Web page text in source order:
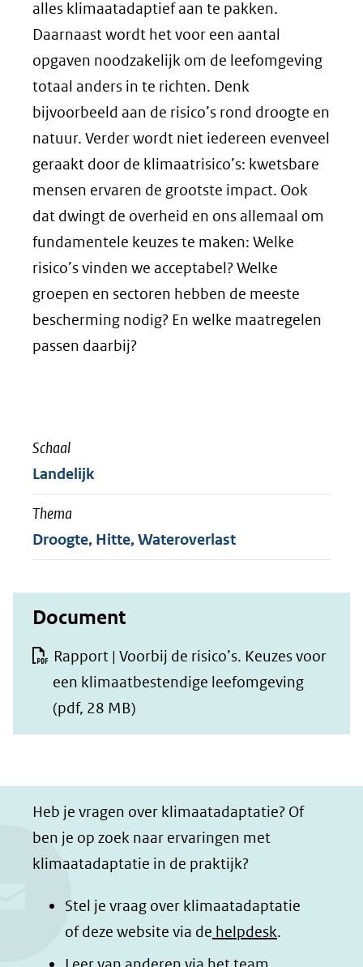
alles klimaatadaptief aan te pakken.
Daarnaast wordt het voor een aantal
opgaven noodzakelijk om de leefomgeving
totaal anders in te richten. Denk
bijvoorbeeld aan de risico’s rond droogte en
natuur. Verder wordt niet iedereen evenveel
geraakt door de klimaatrisico’s: kwetsbare
mensen ervaren de grootste impact. Ook
dat dwingt de overheid en ons allemaal om
fundamentele keuzes te maken: Welke
risico’s vinden we acceptabel? Welke
groepen en sectoren hebben de meeste
bescherming nodig? En welke maatregelen
passen daarbij?
Schaal
Landelijk
Thema
Droogte, Hitte, Wateroverlast
Document
Rapport | Voorbij de risico’s. Keuzes voor
een klimaatbestendige leefomgeving
(pdf, 28 MB)
Heb je vragen over klimaatadaptatie? Of
ben je op zoek naar ervaringen met
klimaatadaptatie in de praktijk?
Stel je vraag over klimaatadaptatie
of deze website via de helpdesk.